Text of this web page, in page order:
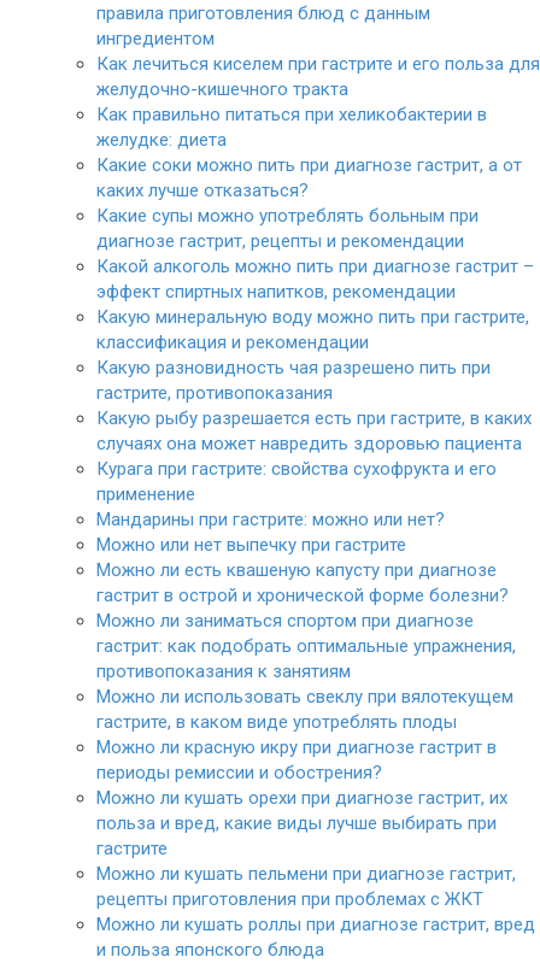
правила приготовления блюд с данным
ингредиентом
Как лечиться киселем при гастрите и его польза для
желудочно-кишечного тракта
Как правильно питаться при хеликобактерии в
желудке: диета
Какие соки можно пить при диагнозе гастрит, а от
каких лучше отказаться?
Какие супы можно употреблять больным при
диагнозе гастрит, рецепты и рекомендации
Какой алкоголь можно пить при диагнозе гастрит –
эффект спиртных напитков, рекомендации
Какую минеральную воду можно пить при гастрите,
классификация и рекомендации
Какую разновидность чая разрешено пить при
гастрите, противопоказания
Какую рыбу разрешается есть при гастрите, в каких
случаях она может навредить здоровью пациента
Курага при гастрите: свойства сухофрукта и его
применение
Мандарины при гастрите: можно или нет?
Можно или нет выпечку при гастрите
Можно ли есть квашеную капусту при диагнозе
гастрит в острой и хронической форме болезни?
Можно ли заниматься спортом при диагнозе
гастрит: как подобрать оптимальные упражнения,
противопоказания к занятиям
Можно ли использовать свеклу при вялотекущем
гастрите, в каком виде употреблять плоды
Можно ли красную икру при диагнозе гастрит в
периоды ремиссии и обострения?
Можно ли кушать орехи при диагнозе гастрит, их
польза и вред, какие виды лучше выбирать при
гастрите
Можно ли кушать пельмени при диагнозе гастрит,
рецепты приготовления при проблемах с ЖКТ
Можно ли кушать роллы при диагнозе гастрит, вред
и польза японского блюда